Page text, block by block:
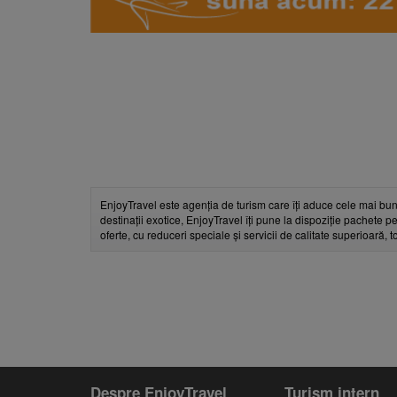
EnjoyTravel este agenția de turism care îți aduce cele mai
destinații exotice, EnjoyTravel îți pune la dispoziție pachete
oferte, cu reduceri speciale și servicii de calitate superioară,
Despre EnjoyTravel Turism intern